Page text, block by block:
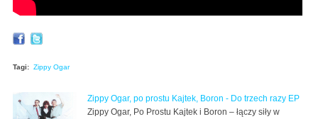
Tagi: Zippy Ogar
Zippy Ogar, po prostu Kajtek, Boron - Do trzech razy EP
Zippy Ogar, Po Prostu Kajtek i Boron – łączy siły w